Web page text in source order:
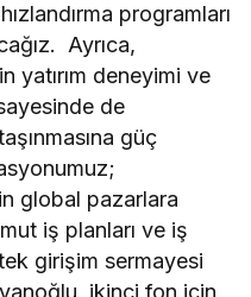
programları
Ayrıca,
yatırım deneyimi ve
de
güç
global pazarlara
iş planları ve iş
girişim sermayesi
ikinci fon için